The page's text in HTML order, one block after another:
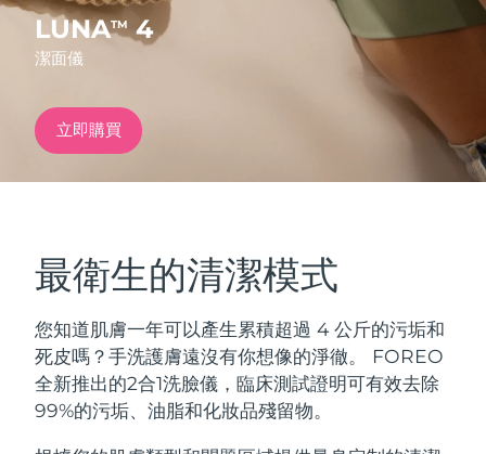
LUNATM4
潔面儀
立即購買
最衛生的清潔模式
您知道肌膚一年可以產生累積超過 4 公斤的污垢和
死皮嗎？手洗護膚遠沒有你想像的淨徹。 FOREO
全新推出的2合1洗臉儀，臨床測試證明可有效去除
99%的污垢、油脂和化妝品殘留物。
特別優惠
紅光療法
面部清潔
LUNA™ 4 套裝
Anti-aging massage
緊致提拉
BEAR™ 2 套裝
Microcurrent toning
法國 預計送達日期
德國 預計送達日期
加拿大 預計送達日期 8/14/26
奧地利 預計送達日期
比利時 預計送達日期8/10/26
百慕達 預計送達日期